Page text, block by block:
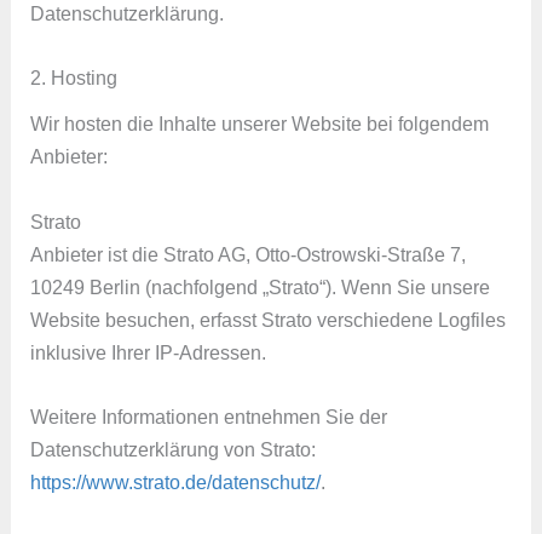
Datenschutzerklärung.
2. Hosting
Wir hosten die Inhalte unserer Website bei folgendem
Anbieter:
Strato
Anbieter ist die Strato AG, Otto-Ostrowski-Straße 7,
10249 Berlin (nachfolgend „Strato“). Wenn Sie unsere
Website besuchen, erfasst Strato verschiedene Logfiles
inklusive Ihrer IP-Adressen.
Weitere Informationen entnehmen Sie der
Datenschutzerklärung von Strato:
https://www.strato.de/datenschutz/.